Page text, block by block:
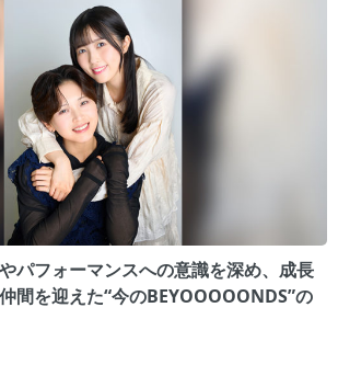
パフォーマンスへの意識を深め、成長
間を迎えた“今のBEYOOOOONDS”の